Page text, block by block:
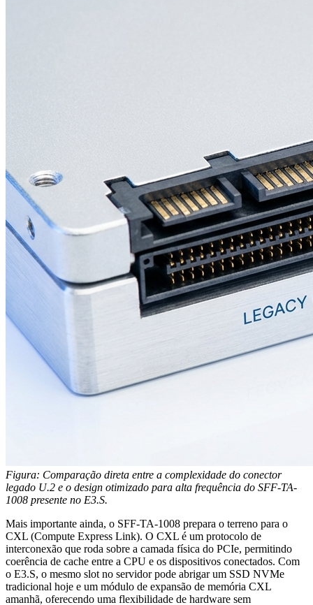
Figura: Comparação direta entre a complexidade do conector
legado U.2 e o design otimizado para alta frequência do SFF-TA-
1008 presente no E3.S.
Mais importante ainda, o SFF-TA-1008 prepara o terreno para o
CXL (Compute Express Link). O CXL é um protocolo de
interconexão que roda sobre a camada física do PCIe, permitindo
coerência de cache entre a CPU e os dispositivos conectados. Com
o E3.S, o mesmo slot no servidor pode abrigar um SSD NVMe
tradicional hoje e um módulo de expansão de memória CXL
amanhã, oferecendo uma flexibilidade de hardware sem